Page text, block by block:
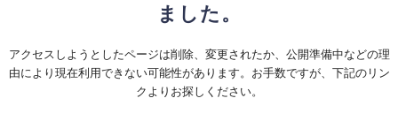
ました。
アクセスしようとしたページは削除、変更されたか、公開準備中などの理
由により現在利用できない可能性があります。お手数ですが、下記のリン
クよりお探しください。